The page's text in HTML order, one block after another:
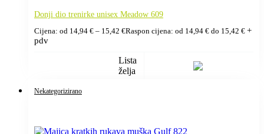
Donji dio trenirke unisex Meadow 609
Cijena: od 14,94 € – 15,42 €Raspon cijena: od 14,94 € do 15,42 € +
pdv
Lista
želja
Nekategorizirano